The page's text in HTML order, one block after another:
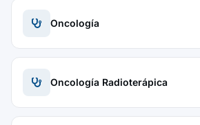
Oncología
Oncología Radioterápica